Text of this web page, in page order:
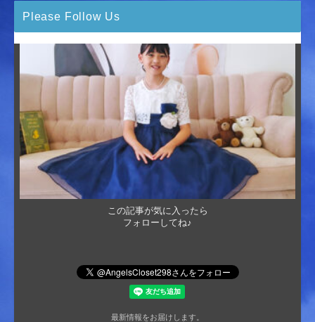
Please Follow Us
この記事が気に入ったら
フォローしてね♪
最新情報をお届けします。